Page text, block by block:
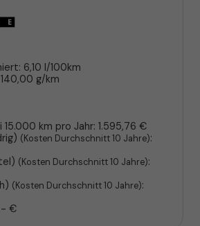
6,10 l/100km
140,00 g/km
km pro Jahr: 1.595,76 €
(Kosten Durchschnitt 10 Jahre):
(Kosten Durchschnitt 10 Jahre):
(Kosten Durchschnitt 10 Jahre):
€